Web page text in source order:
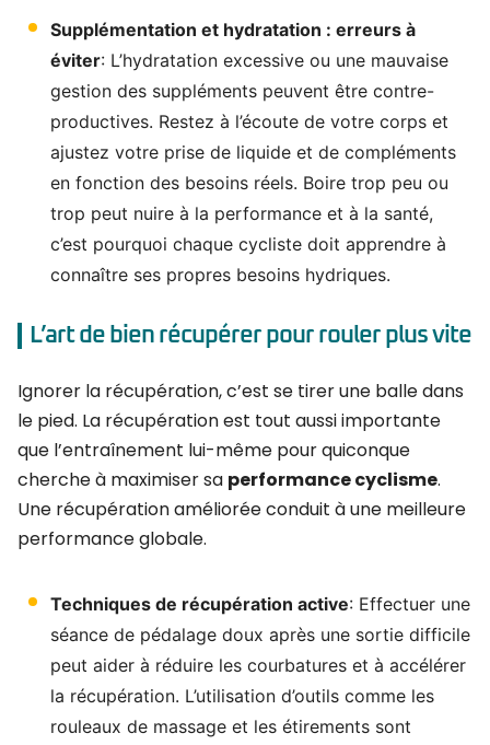
Supplémentation et hydratation : erreurs à
éviter: L’hydratation excessive ou une mauvaise
gestion des suppléments peuvent être contre-
productives. Restez à l’écoute de votre corps et
ajustez votre prise de liquide et de compléments
en fonction des besoins réels. Boire trop peu ou
trop peut nuire à la performance et à la santé,
c’est pourquoi chaque cycliste doit apprendre à
connaître ses propres besoins hydriques.
L’art de bien récupérer pour rouler plus vite
Ignorer la récupération, c’est se tirer une balle dans
le pied. La récupération est tout aussi importante
que l’entraînement lui-même pour quiconque
cherche à maximiser sa performance cyclisme.
Une récupération améliorée conduit à une meilleure
performance globale.
Techniques de récupération active: Effectuer une
séance de pédalage doux après une sortie difficile
peut aider à réduire les courbatures et à accélérer
la récupération. L’utilisation d’outils comme les
rouleaux de massage et les étirements sont